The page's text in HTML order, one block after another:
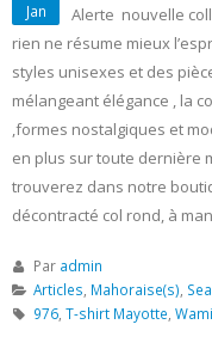
Jan
Alerte nouvelle
rien ne résume mieux
styles unisexes et des
mélangeant élégance , la
,formes nostalgiques et
en plus sur toute dernière
trouverez dans notre
décontracté col rond, à
Par admin
Articles Mahoraise(s)
976, T-shirt Mayotte